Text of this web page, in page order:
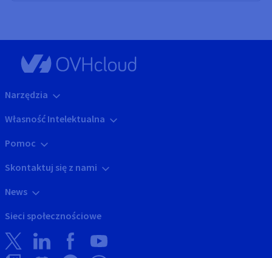
Narzędzia
Własność Intelektualna
Pomoc
Skontaktuj się z nami
News
Sieci społecznościowe